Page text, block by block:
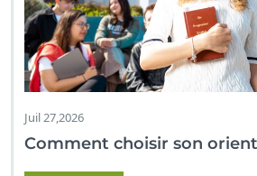
Juil 27,2026
Comment choisir son